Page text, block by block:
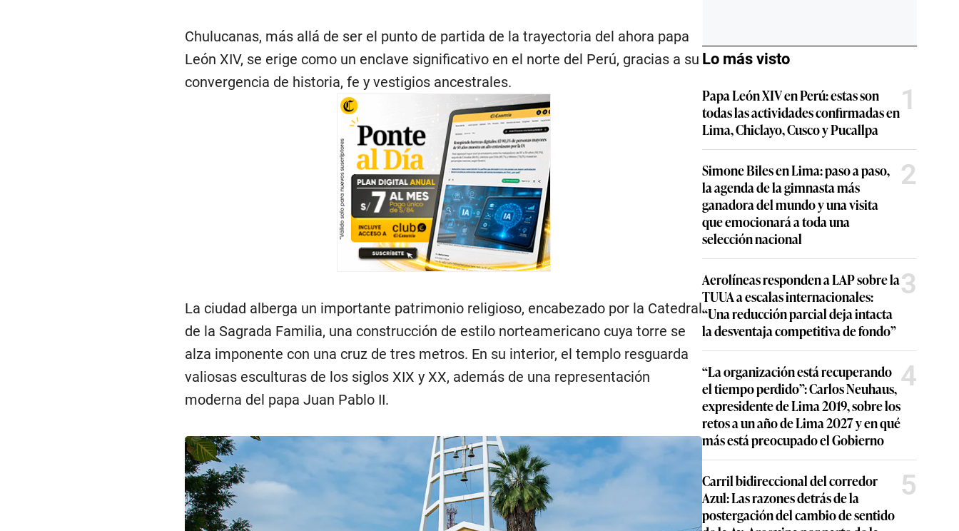
Chulucanas, más allá de ser el punto de partida de la trayectoria del ahora papa
León XIV, se erige como un enclave significativo en el norte del Perú, gracias a su
convergencia de historia, fe y vestigios ancestrales.
La ciudad alberga un importante patrimonio religioso, encabezado por la Catedral
de la Sagrada Familia, una construcción de estilo norteamericano cuya torre se
alza imponente con una cruz de tres metros. En su interior, el templo resguarda
valiosas esculturas de los siglos XIX y XX, además de una representación
moderna del papa Juan Pablo II.
Lo más visto
Papa León XIV en Perú: estas son
todas las actividades confirmadas en
Lima, Chiclayo, Cusco y Pucallpa
1
Simone Biles en Lima: paso a paso,
la agenda de la gimnasta más
ganadora del mundo y una visita
que emocionará a toda una
selección nacional
2
Aerolíneas responden a LAP sobre la
TUUA a escalas internacionales:
“Una reducción parcial deja intacta
la desventaja competitiva de fondo”
3
“La organización está recuperando
el tiempo perdido”: Carlos Neuhaus,
expresidente de Lima 2019, sobre los
retos a un año de Lima 2027 y en qué
más está preocupado el Gobierno
4
Carril bidireccional del corredor
Azul: Las razones detrás de la
postergación del cambio de sentido
5